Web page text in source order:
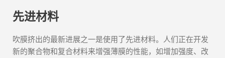
先进材料
吹膜挤出的最新进展之一是使用了先进材料。人们正在开发
新的聚合物和复合材料来增强薄膜的性能，如增加强度、改